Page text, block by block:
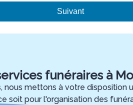
Suivant
funéraires à
nous mettons à votre
soit pour l'organisation des